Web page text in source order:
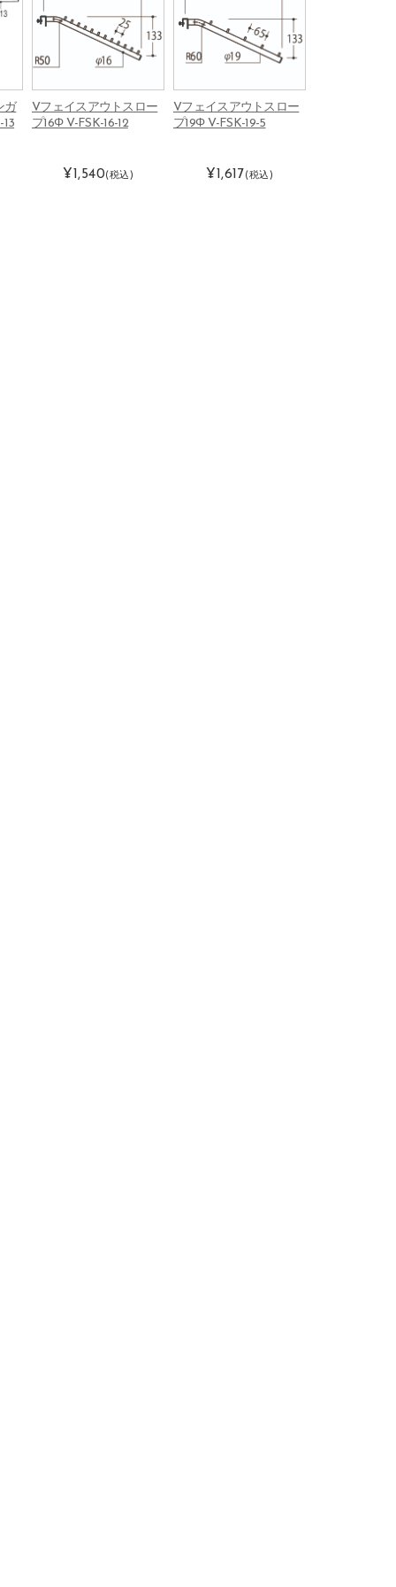
ガ
Vフェイスアウトスロー
プ16Φ V-FSK-16-12
¥1,540(税込)
Vフェイスアウトスロー
プ19Φ V-FSK-19-5
¥1,617 (税込)